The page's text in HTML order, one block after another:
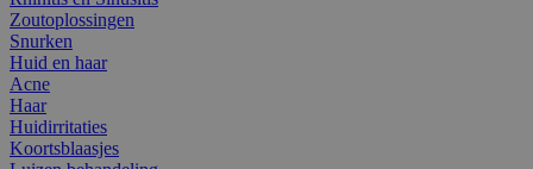
Zoutoplossingen
Snurken
Huid en haar
Acne
Haar
Huidirritaties
Koortsblaasjes